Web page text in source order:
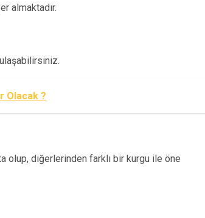
almaktadır.
Olacak ?
olup, diğerlerinden farklı bir kurgu ile öne